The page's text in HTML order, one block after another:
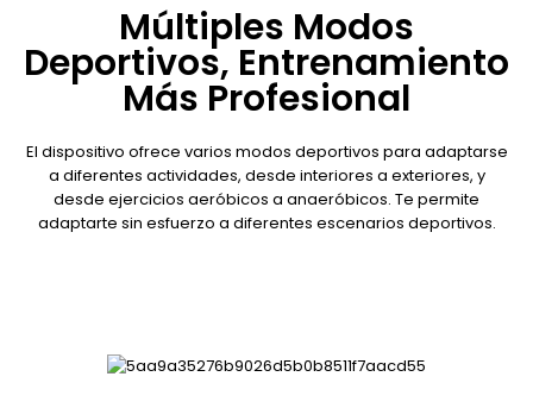
Múltiples Modos
Deportivos, Entrenamiento
Más Profesional
El dispositivo ofrece varios modos deportivos para adaptarse
a diferentes actividades, desde interiores a exteriores, y
desde ejercicios aeróbicos a anaeróbicos. Te permite
adaptarte sin esfuerzo a diferentes escenarios deportivos.